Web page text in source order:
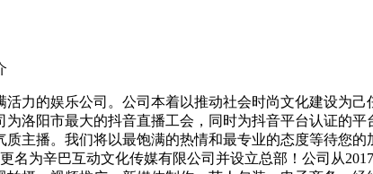
力的娱乐公司。公司本着以推动社会时尚文化建设为
洛阳市最大的抖音直播工会，同时为抖音平台认证的
主播。我们将以最饱满的热情和最专业的态度等待您
名为辛巴互动文化传媒有限公司并设立总部！公司从